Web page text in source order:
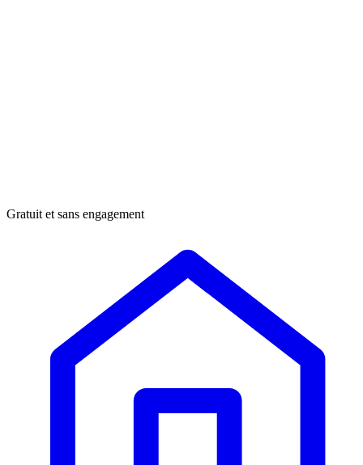
Gratuit et sans engagement